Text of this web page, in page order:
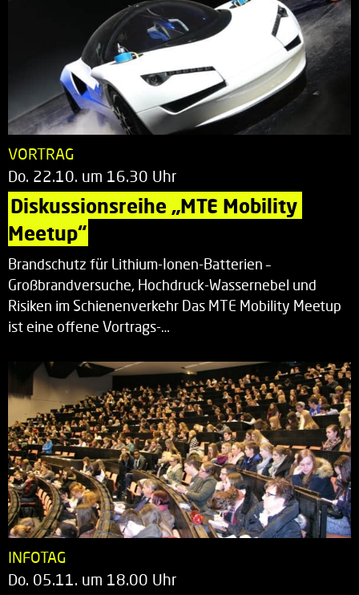
VORTRAG
Do. 22.10. um 16.30 Uhr
Diskussionsreihe „MTE Mobility
Meetup“
Brandschutz für Lithium-Ionen-Batterien –
Großbrandversuche, Hochdruck-Wassernebel und
Risiken im Schienenverkehr Das MTE Mobility Meetup
ist eine offene Vortrags-…
INFOTAG
Do. 05.11. um 18.00 Uhr